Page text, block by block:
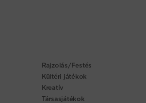
Rajzolás/Festés
Kültéri játékok
Kreatív
Társasjátékok